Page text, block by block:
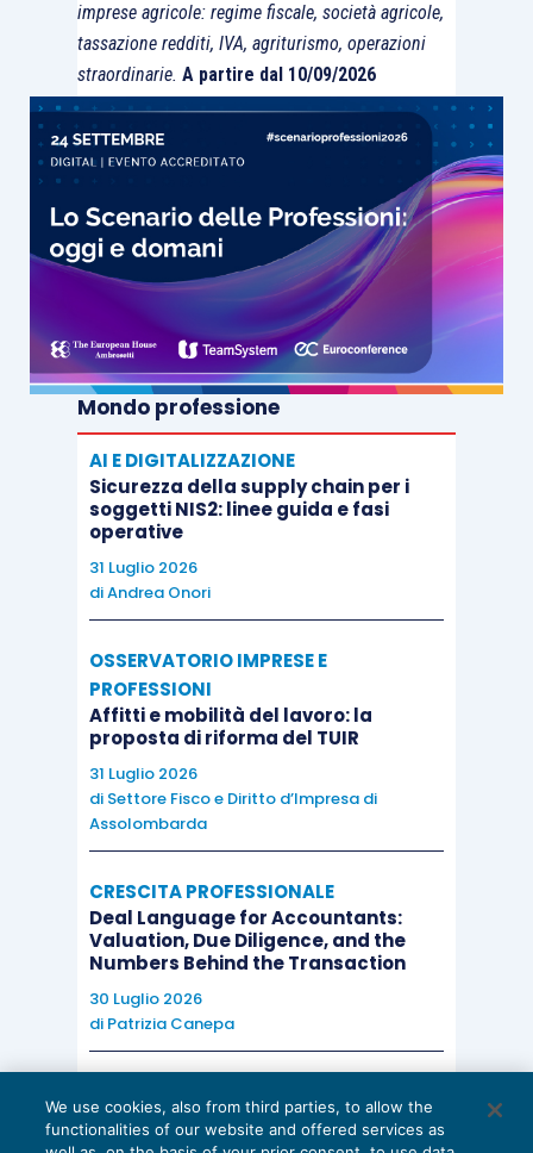
imprese agricole: regime fiscale, società agricole,
tassazione redditi, IVA, agriturismo, operazioni
straordinarie. A partire dal 10/09/2026
Mondo professione
AI E DIGITALIZZAZIONE
Sicurezza della supply chain per i
soggetti NIS2: linee guida e fasi
operative
31 Luglio 2026
diAndrea Onori
OSSERVATORIO IMPRESE E
PROFESSIONI
Affitti e mobilità del lavoro: la
proposta di riforma del TUIR
31 Luglio 2026
di Settore Fisco e Diritto d’Impresa di
Assolombarda
CRESCITA PROFESSIONALE
Deal Language for Accountants:
Valuation, Due Diligence, and the
Numbers Behind the Transaction
30 Luglio 2026
di Patrizia Canepa
EU AI Act e studi professionali: le
scadenze concrete
We use cookies, also from third parties, to allow the
functionalities of our website and offered services as